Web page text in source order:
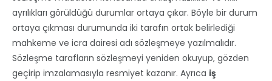
ayrılıkları görüldüğü durumlar ortaya çıkar. Böyle bir durum
ortaya çıkması durumunda iki tarafın ortak belirlediği
mahkeme ve icra dairesi adı sözleşmeye yazılmalıdır.
Sözleşme tarafların sözleşmeyi yeniden okuyup, gözden
geçirip imzalamasıyla resmiyet kazanır. Ayrıca iş